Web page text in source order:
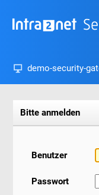
demo-security-
Bitte anmelden
Benutzer
Passwort